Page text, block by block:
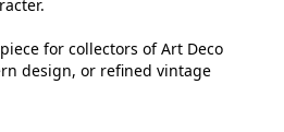
for collectors of Art Deco
design, or refined vintage